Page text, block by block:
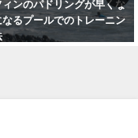
ィンのパドリングが早くな
なるプールでのトレーニン